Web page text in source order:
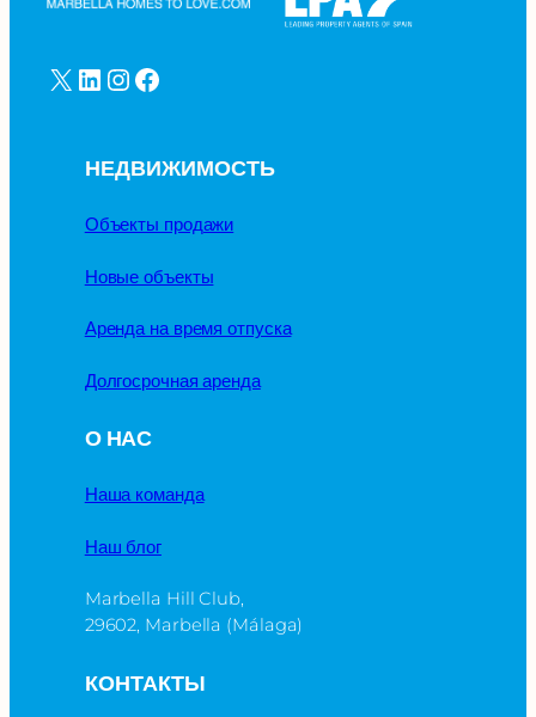
X LinkedIn InstagramFacebook
НЕДВИЖИМОСТЬ
Объекты продажи
Новые объекты
Аренда на время отпуска
Долгосрочная аренда
О НАС
Наша команда
Наш блог
Marbella Hill Club,
29602, Marbella (Málaga)
КОНТАКТЫ